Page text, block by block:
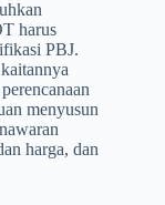
harus
PBJ.
menyusun
harga, dan